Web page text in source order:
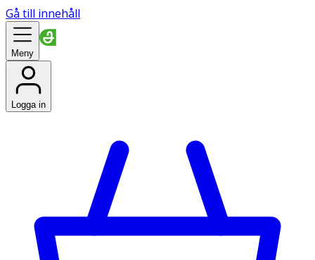
Gå till innehåll
Meny
Logga in